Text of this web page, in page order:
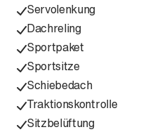
Servolenkung
Dachreling
Sportpaket
Sportsitze
Schiebedach
Traktionskontrolle
Sitzbelüftung